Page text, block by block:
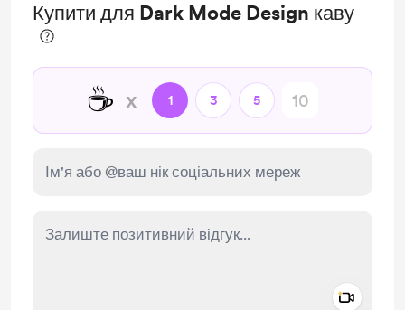
Купити для Dark Mode Design каву
☕ x 1 3 5